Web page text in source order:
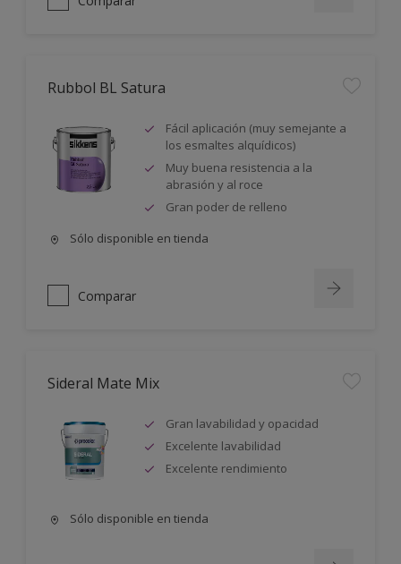
Rubbol BL Satura
Fácil aplicación (muy semejante a
los esmaltes alquídicos)
Muy buena resistencia a la
abrasión y al roce
Gran poder de relleno
Sólo disponible en tienda
Comparar
Sideral Mate Mix
Gran lavabilidad y opacidad
Excelente lavabilidad
Excelente rendimiento
Sólo disponible en tienda